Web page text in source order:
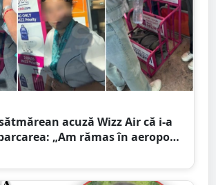
acuză Wizz Air că i-a
„Am rămas în aeroport
de 2 ani”